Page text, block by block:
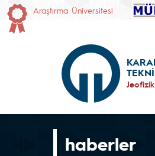
Araştırma Üniversitesi
haberler